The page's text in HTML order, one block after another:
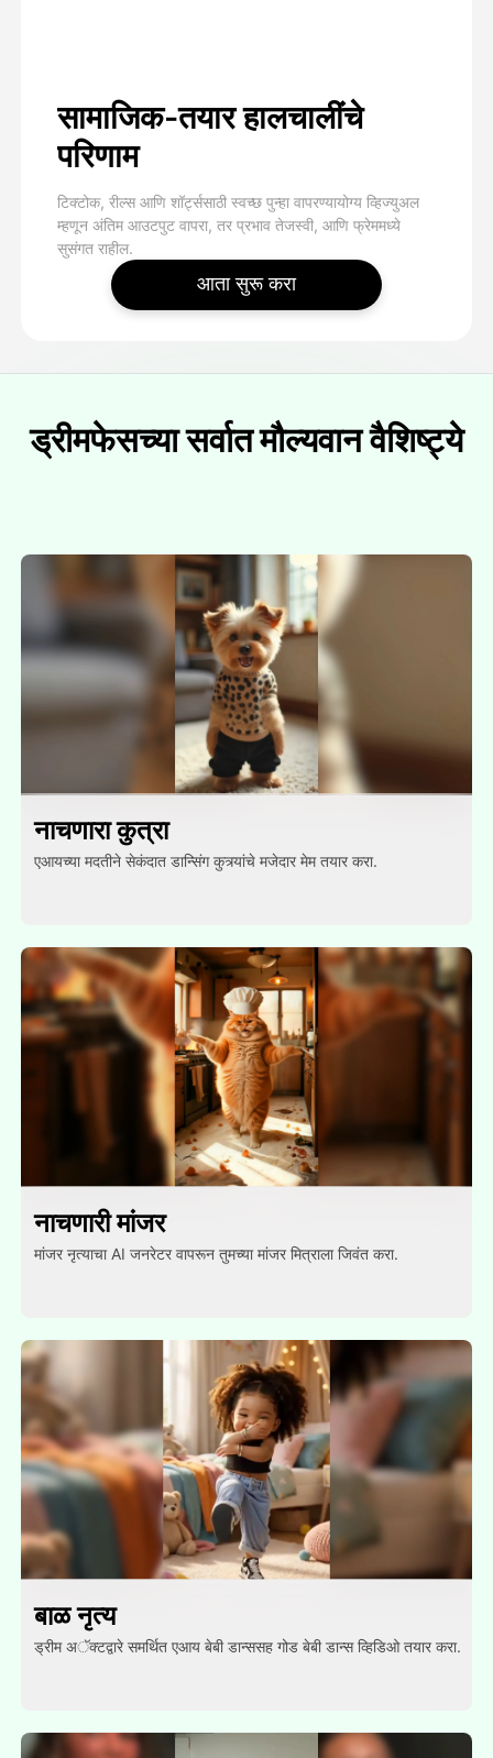
सामाजिक-तयार हालचालींचे
परिणाम
टिक्टोक, रील्स आणि शॉर्ट्ससाठी स्वच्छ पुन्हा वापरण्यायोग्य व्हिज्युअल
म्हणून अंतिम आउटपुट वापरा, तर प्रभाव तेजस्वी, आणि फ्रेममध्ये
सुसंगत राहील.
आता सुरू करा
ड्रीमफेसच्या सर्वात मौल्यवान वैशिष्ट्ये
नाचणारा कुत्रा
एआयच्या मदतीने सेकंदात डान्सिंग कुत्र्यांचे मजेदार मेम तयार करा.
नाचणारी मांजर
मांजर नृत्याचा AI जनरेटर वापरून तुमच्या मांजर मित्राला जिवंत करा.
बाळ नृत्य
ड्रीम अॅक्टद्वारे समर्थित एआय बेबी डान्ससह गोड बेबी डान्स व्हिडिओ तयार करा.